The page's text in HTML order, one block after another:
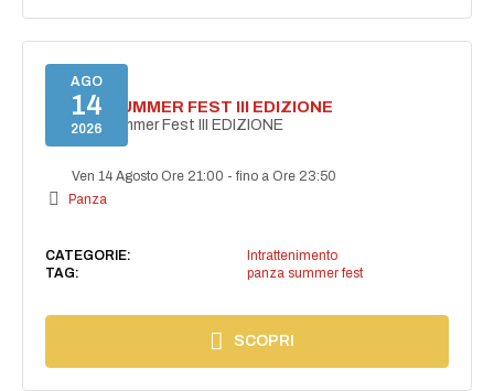
AGO
14
2026
PANZA SUMMER FEST III EDIZIONE
PANZA Summer Fest III EDIZIONE
Ven 14 Agosto Ore 21:00 -fino a Ore 23:50
Panza
CATEGORIE:
Intrattenimento
TAG:
panza summer fest
SCOPRI